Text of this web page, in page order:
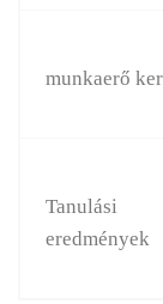
munkaerő
Tanulási
eredmények